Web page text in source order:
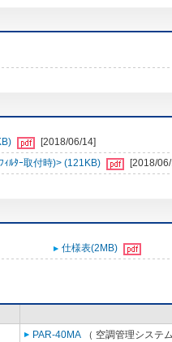
[2018/06/14]
ｨﾙﾀｰ取付時)> (121KB)
[2018/
仕様表(2MB)
PAR-40MA （ 空調管理システ